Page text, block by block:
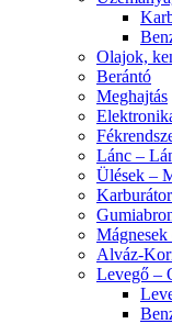
Olajok,
Berántó
Meghajtás
Lánc –
Ülések –
Mágnesek
Alváz-
Levegő –